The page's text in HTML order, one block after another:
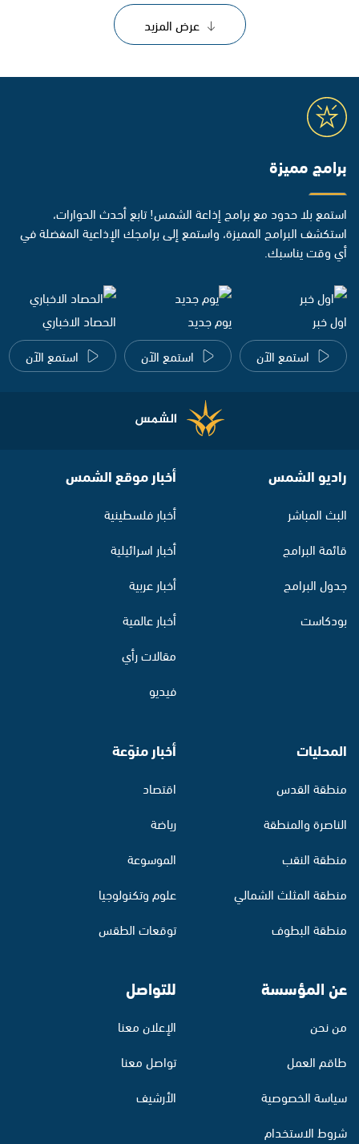
عرض المزيد
برامج مميزة
استمع بلا حدود مع برامج إذاعة الشمس! تابع أحدث الحوارات،
استكشف البرامج المميزة، واستمع إلى برامجك الإذاعية المفضلة في
أي وقت يناسبك.
اول خبر
استمع الآن
يوم جديد
استمع الآن
الحصاد الاخباري
استمع الآن
راديو الشمس
البث المباشر
قائمة البرامج
جدول البرامج
بودكاست
أخبار موقع الشمس
أخبار فلسطينية
أخبار اسرائيلية
أخبار عربية
أخبار عالمية
مقالات رأي
فيديو
المحليات
منطقة القدس
الناصرة والمنطقة
منطقة النقب
منطقة المثلث الشمالي
منطقة البطوف
أخبار منوّعة
اقتصاد
رياضة
الموسوعة
علوم وتكنولوجيا
توقعات الطقس
عن المؤسسة
من نحن
طاقم العمل
سياسة الخصوصية
شروط الاستخدام
للتواصل
الإعلان معنا
تواصل معنا
الأرشيف